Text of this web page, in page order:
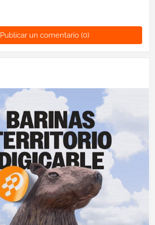
Publicar un comentario (0)